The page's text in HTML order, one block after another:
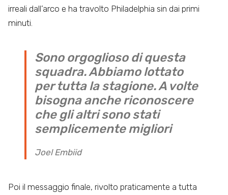
irreali dall’arco e ha travolto Philadelphia sin dai primi
minuti.
Sono orgoglioso di questa
squadra. Abbiamo lottato
per tutta la stagione. A volte
bisogna anche riconoscere
che gli altri sono stati
semplicemente migliori
Joel Embiid
Poi il messaggio finale, rivolto praticamente a tutta